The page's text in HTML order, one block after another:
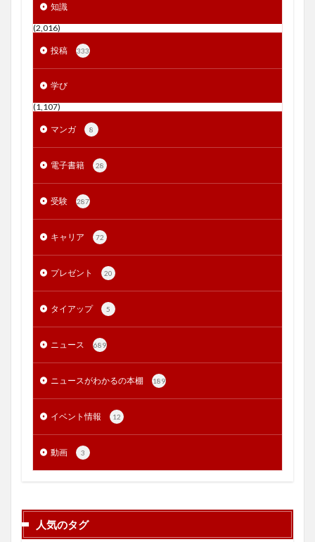
知識
(2,016)
投稿 333
学び
(1,107)
マンガ 8
電子書籍 28
受験 287
キャリア 72
プレゼント 20
タイアップ 5
ニュース 689
ニュースがわかるの本棚 189
イベント情報 12
動画 3
人気のタグ